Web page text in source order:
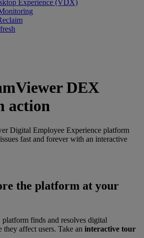
Experience (VDX)
DEX
action
Digital Employee Experience platform
fast and forever with an interactive
the platform at your
finds and resolves digital
they affect users. Take an interactive tour